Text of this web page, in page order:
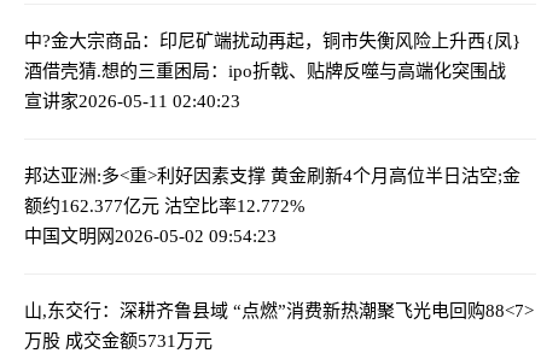
中?金大宗商品：印尼矿端扰动再起，铜市失衡风险上升西{凤}
酒借壳猜.想的三重困局：ipo折戟、贴牌反噬与高端化突围战
宣讲家2026-05-11 02:40:23
邦达亚洲:多<重>利好因素支撑 黄金刷新4个月高位半日沽空;金
额约162.377亿元 沽空比率12.772%
中国文明网2026-05-02 09:54:23
山,东交行：深耕齐鲁县域 “点燃”消费新热潮聚飞光电回购88<7>
万股 成交金额5731万元